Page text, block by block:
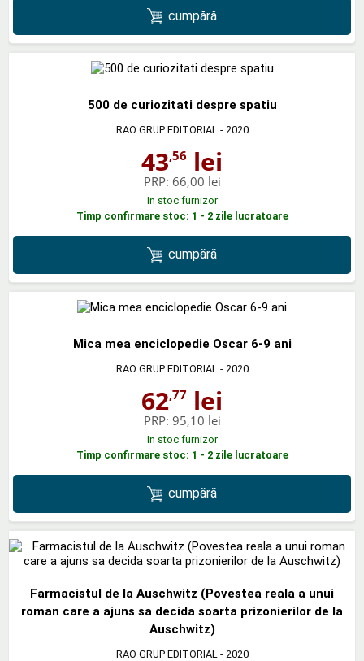
cumpără
500 de curiozitati despre spatiu
RAO GRUP EDITORIAL- 2020
43,56 lei
PRP: 66,00 lei
In stoc furnizor
Timp confirmare stoc: 1 - 2 zile lucratoare
cumpără
Mica mea enciclopedie Oscar 6-9 ani
RAO GRUP EDITORIAL - 2020
62,77 lei
PRP: 95,10 lei
In stoc furnizor
Timp confirmare stoc: 1 - 2 zile lucratoare
cumpără
Farmacistul de la Auschwitz (Povestea reala a unui
roman care a ajuns sa decida soarta prizonierilor de la
Auschwitz)
RAO GRUP EDITORIAL - 2020